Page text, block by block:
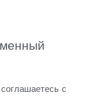
с